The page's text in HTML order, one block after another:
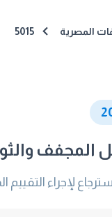
المصرية 5015
لإجراء